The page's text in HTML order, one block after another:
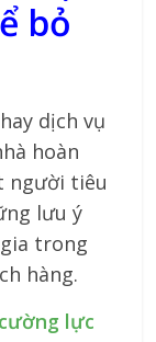
bỏ
dịch vụ
hoàn
người tiêu
lưu ý
trong
hàng.
lực